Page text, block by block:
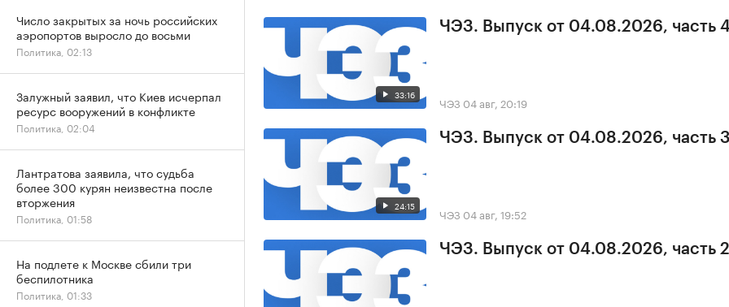
33:16
ЧЭЗ. Выпуск от 04.08.2026, часть
ЧЭЗ 04 авг, 20:19
24:15
ЧЭЗ. Выпуск от 04.08.2026, часть
ЧЭЗ 04 авг, 19:52
ЧЭЗ. Выпуск от 04.08.2026, часть 2
Число закрытых за ночь российских
аэропортов выросло до восьми
Политика, 02:13
Залужный заявил, что Киев исчерпал
ресурс вооружений в конфликте
Политика, 02:04
Лантратова заявила, что судьба
более 300 курян неизвестна после
вторжения
Политика, 01:58
На подлете к Москве сбили три
беспилотника
Политика, 01:33